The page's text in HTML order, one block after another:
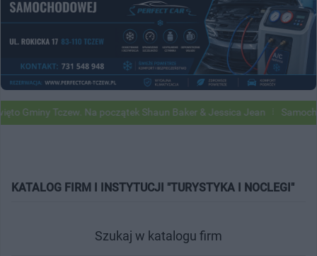
Gminy Tczew. Na początek Shaun Baker & Jessica Jean
KATALOG FIRM I INSTYTUCJI "TURYSTYKA I NOCLEGI"
Szukaj w katalogu firm